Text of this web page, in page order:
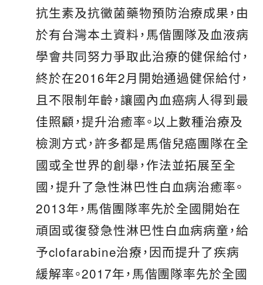
抗生素及抗黴菌藥物預防治療成果，由
於有台灣本土資料，馬偕團隊及血液病
學會共同努力爭取此治療的健保給付，
終於在2016年2月開始通過健保給付，
且不限制年齡，讓國內血癌病人得到最
佳照顧，提升治癒率。以上數種治療及
檢測方式，許多都是馬偕兒癌團隊在全
國或全世界的創舉，作法並拓展至全
國，提升了急性淋巴性白血病治癒率。
2013年，馬偕團隊率先於全國開始在
頑固或復發急性淋巴性白血病病童，給
予clofarabine治療，因而提升了疾病
緩解率。2017年，馬偕團隊率先於全國